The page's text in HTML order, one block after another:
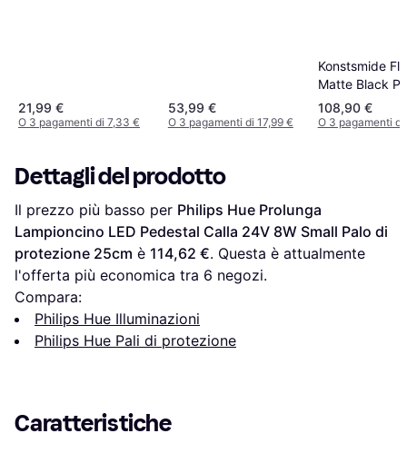
21,99 €
O 3 pagamenti di 7,33 €
53,99 €
O 3 pagamenti di 17,99 €
Konstsmide
Matte Black
protezione
108,90 €
O 3 pagamenti
Dettagli del prodotto
Il prezzo più basso per Philips Hue Prolunga
Lampioncino LED Pedestal Calla 24V 8W Small Palo di
protezione 25cm è 114,62 €. Questa è attualmente
l'offerta più economica tra 6 negozi.
Compara:
Philips Hue Illuminazioni
Philips Hue Pali di protezione
Caratteristiche